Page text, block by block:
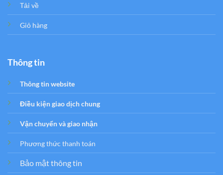
Tải về
Giỏ hàng
Thông tin
Thông tin website
Điều kiện giao dịch chung
Vận chuyển và giao nhận
Phương thức thanh toán
Bảo mật thông tin